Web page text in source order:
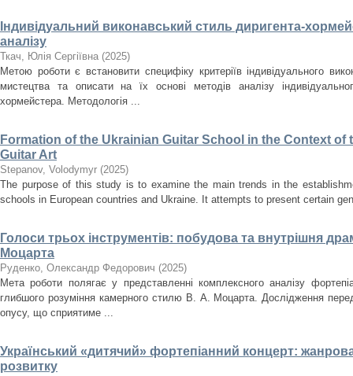
Індивідуальний виконавський стиль диригента-
аналізу
Ткач, Юлія Сергіївна (2025)
Метою роботи є встановити специфіку критеріїв індивідуального
мистецтва та описати на їх основі методів аналізу
хормейстера. Методологія ...
Formation of the Ukrainian Guitar School in the Context of
Guitar Art
Stepanov, Volodymyr (2025)
The purpose of this study is to examine the main trends in the
schools in European countries and Ukraine. It attempts to present certain
Голоси трьох інструментів: побудова та внутрішня
Моцарта
Руденко, Олександр Федорович (2025)
Мета роботи полягає у представленні комплексного аналізу
глибшого розуміння камерного стилю В. А. Моцарта. Дослідження
опусу, що сприятиме ...
Український «дитячий» фортепіанний концерт:
розвитку